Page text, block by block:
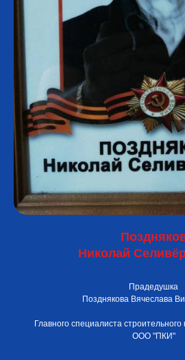
Николай
Прадедушка
Позднякова Вячеслава
Главного специалиста
ООО "ПКИ"